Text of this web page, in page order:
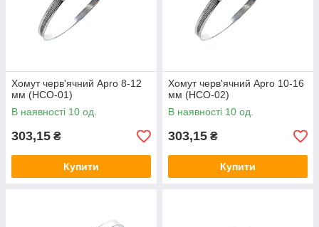
Хомут черв'ячний Apro 8-12
мм (HCО-01)
В наявності 10 од.
303,15 ₴
Купити
Хомут черв'ячний Apro 10-16
мм (HCО-02)
В наявності 10 од.
303,15 ₴
Купити